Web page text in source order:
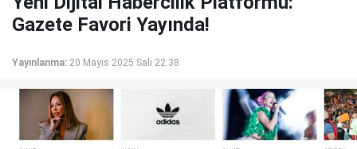
Gazete Favori Yayında!
Yayınlanma: 20 Mayıs 2025 Salı 22:38